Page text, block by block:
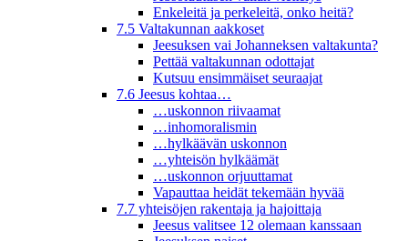
Enkeleitä ja perkeleitä, onko heitä?
7.5 Valtakunnan aakkoset
Jeesuksen vai Johanneksen valtakunta?
Pettää valtakunnan odottajat
Kutsuu ensimmäiset seuraajat
7.6 Jeesus kohtaa…
…uskonnon riivaamat
…inhomoralismin
…hylkäävän uskonnon
…yhteisön hylkäämät
…uskonnon orjuuttamat
Vapauttaa heidät tekemään hyvää
7.7 yhteisöjen rakentaja ja hajoittaja
Jeesus valitsee 12 olemaan kanssaan